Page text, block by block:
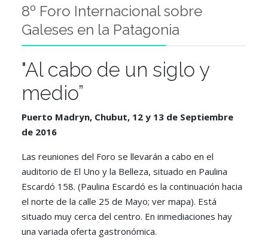
8º Foro Internacional sobre
Galeses en la Patagonia
"Al cabo de un siglo y
medio”
Puerto Madryn, Chubut, 12 y 13 de Septiembre
de 2016
Las reuniones del Foro se llevarán a cabo en el
auditorio de El Uno y la Belleza, situado en Paulina
Escardó 158. (Paulina Escardó es la continuación hacia
el norte de la calle 25 de Mayo; ver mapa). Está
situado muy cerca del centro. En inmediaciones hay
una variada oferta gastronómica.